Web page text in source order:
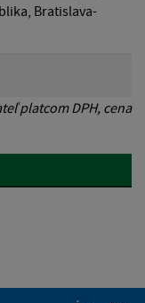
Bratislava-
platcom DPH, cena